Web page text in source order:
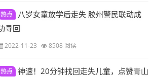
热点
八岁女童放学后走失 胶州警民联动成
寻回
2022-11-23 8508 阅读
热点
神速！20分钟找回走失儿童，点赞青山